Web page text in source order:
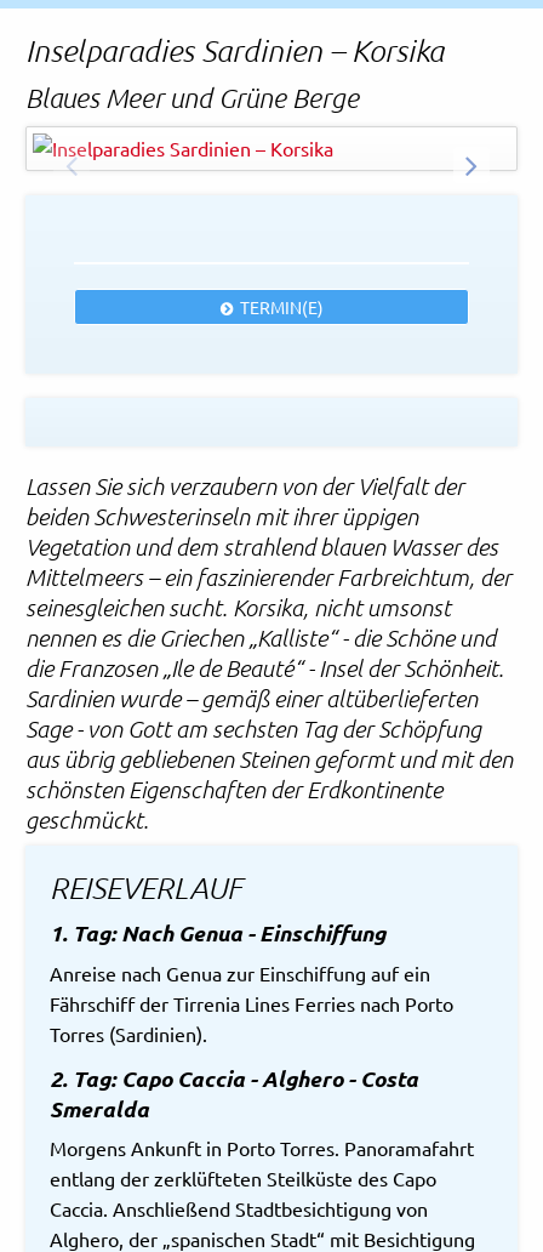
Inselparadies Sardinien – Korsika
Blaues Meer und Grüne Berge
Gabriele Maltinti - Fotolia
© Easy-BUS
TERMIN(E)
Lassen Sie sich verzaubern von der Vielfalt der
beiden Schwesterinseln mit ihrer üppigen
Vegetation und dem strahlend blauen Wasser des
Mittelmeers – ein faszinierender Farbreichtum, der
seinesgleichen sucht. Korsika, nicht umsonst
nennen es die Griechen „Kalliste“ - die Schöne und
die Franzosen „Ile de Beauté“ - Insel der Schönheit.
Sardinien wurde – gemäß einer altüberlieferten
Sage - von Gott am sechsten Tag der Schöpfung
aus übrig gebliebenen Steinen geformt und mit den
schönsten Eigenschaften der Erdkontinente
geschmückt.
REISEVERLAUF
1. Tag: Nach Genua - Einschiffung
Anreise nach Genua zur Einschiffung auf ein
Fährschiff der Tirrenia Lines Ferries nach Porto
Torres (Sardinien).
2. Tag: Capo Caccia - Alghero - Costa
Smeralda
Morgens Ankunft in Porto Torres. Panoramafahrt
entlang der zerklüfteten Steilküste des Capo
Caccia. Anschließend Stadtbesichtigung von
Alghero, der „spanischen Stadt“ mit Besichtigung
Rechtliches und AGB
Reiseversicherung